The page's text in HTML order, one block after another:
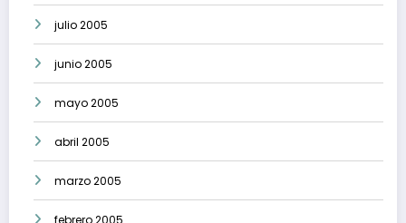
julio 2005
junio 2005
mayo 2005
abril 2005
marzo 2005
febrero 2005